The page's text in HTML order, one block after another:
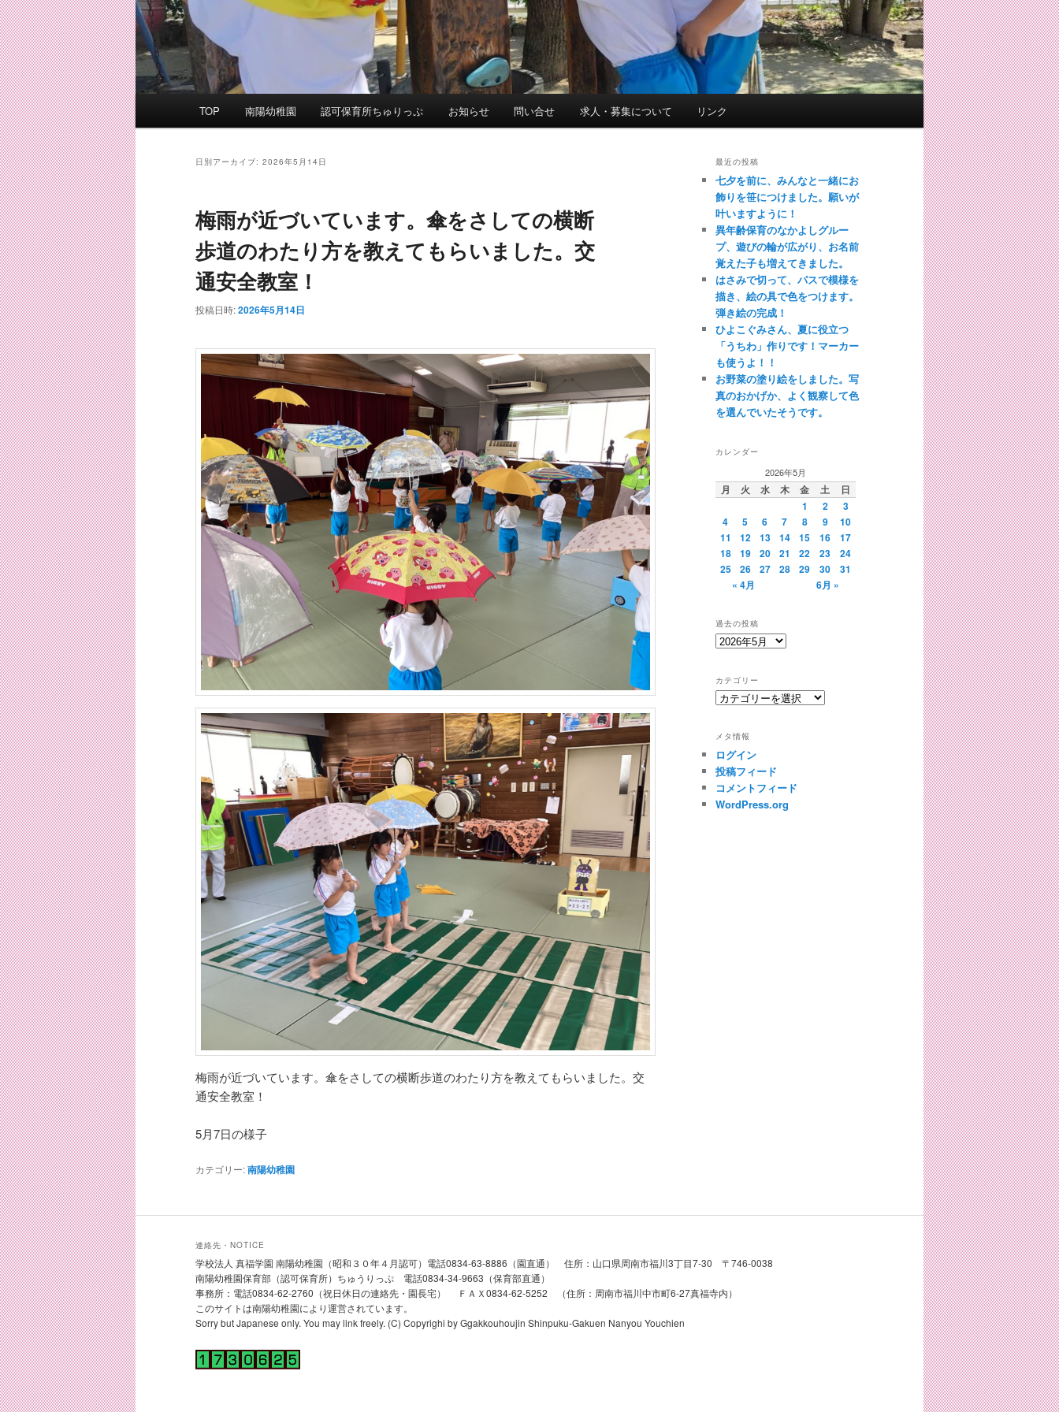
TOP 南陽幼稚園 認可保育所ちゅりっぷ お知らせ 問い合せ 求人・募集について リンク
日別アーカイブ: 2026年5月14日
梅雨が近づいています。傘をさしての横断
歩道のわたり方を教えてもらいました。交
通安全教室！
投稿日時:2026年5月14日
梅雨が近づいています。傘をさしての横断歩道のわたり方を教えてもらいました。交
通安全教室！
5月7日の様子
カテゴリー:南陽幼稚園
最近の投稿
七夕を前に、みんなと一緒にお
飾りを笹につけました。願いが
叶いますように！
異年齢保育のなかよしグルー
プ、遊びの輪が広がり、お名前
覚えた子も増えてきました。
はさみで切って、パスで模様を
描き、絵の具で色をつけます。
弾き絵の完成！
ひよこぐみさん、夏に役立つ
「うちわ」作りです！マーカー
も使うよ！！
お野菜の塗り絵をしました。写
真のおかげか、よく観察して色
を選んでいたそうです。
カレンダー
2026年5月
月 火 水 木 金 土
日
1
2
3
4
5 6 7 8 9
10
11
12 13 14 15 16
17
18
19 20 21 22 23
24
25
26 27 28 29 30
31
« 4月
6月 »
過去の投稿
過
投
稿
カテゴリー
カ
リ
ー
メタ情報
ログイン
投稿フィード
コメントフィード
WordPress.org
連絡先・NOTICE
学校法人 真福学園 南陽幼稚園（昭和３０年４月認可）電話0834-63-8886（園直通） 住所：山口県周南市福川3丁目7-30 〒746-0038
南陽幼稚園保育部（認可保育所）ちゅうりっぷ 電話0834-34-9663（保育部直通）
事務所：電話0834-62-2760（祝日休日の連絡先・園長宅） ＦＡＸ0834-62-5252 （住所：周南市福川中市町6-27真福寺内）
このサイトは南陽幼稚園により運営されています。
Sorry but Japanese only. You may link freely. (C) Copyrighi by Ggakkouhoujin Shinpuku-Gakuen Nanyou Youchien